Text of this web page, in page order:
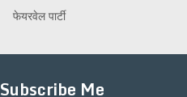
फेयरवेल पार्टी
Subscribe Me